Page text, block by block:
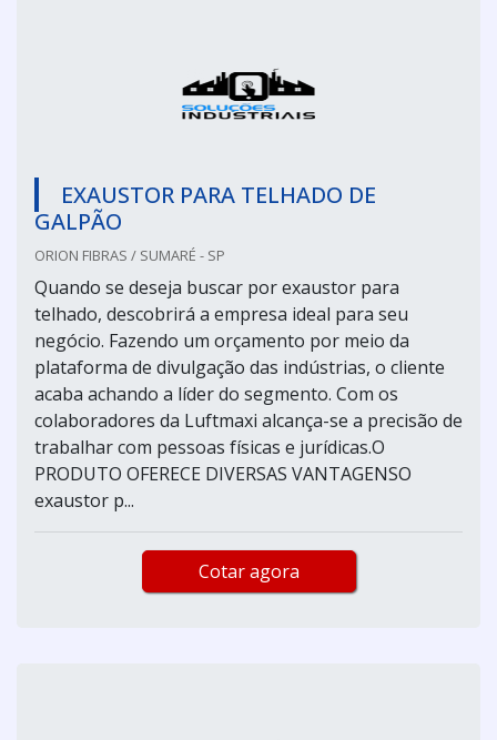
EXAUSTOR PARA TELHADO DE
GALPÃO
ORION FIBRAS / SUMARÉ - SP
Quando se deseja buscar por exaustor para
telhado, descobrirá a empresa ideal para seu
negócio. Fazendo um orçamento por meio da
plataforma de divulgação das indústrias, o cliente
acaba achando a líder do segmento. Com os
colaboradores da Luftmaxi alcança-se a precisão de
trabalhar com pessoas físicas e jurídicas.O
PRODUTO OFERECE DIVERSAS VANTAGENSO
exaustor p...
Cotar agora